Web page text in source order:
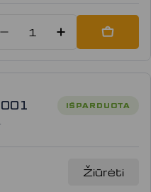
Sumažinti kiekį:
Padidinti
Add
IŠPARDUOTA
Žiūrėti